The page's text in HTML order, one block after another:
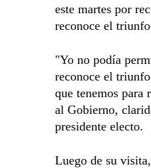
este martes por
reconoce el
"Yo no podía
reconoce el
que tenemos para
al Gobierno,
presidente electo.
Luego de su